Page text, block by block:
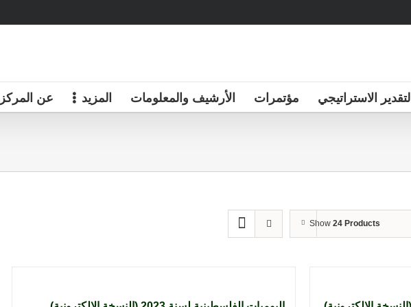
التقدير الاستراتيجي مؤتمرات الأرشيف والمعلومات المزيد عن المركز
Show 24 Products